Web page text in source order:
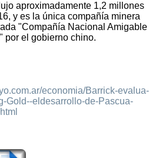
aproximadamente 1,2 millones
y es la única compañía minera
"Compañía Nacional Amigable
por el gobierno chino.
economia/Barrick-evalua-
Gold--eldesarrollo-de-Pascua-